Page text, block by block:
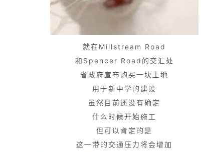
就在Millstream Road
和Spencer Road的交汇处
省政府宣布购买一块土地
用于新中学的建设
虽然目前还没有确定
什么时候开始施工
但可以肯定的是
这一带的交通压力将会增加